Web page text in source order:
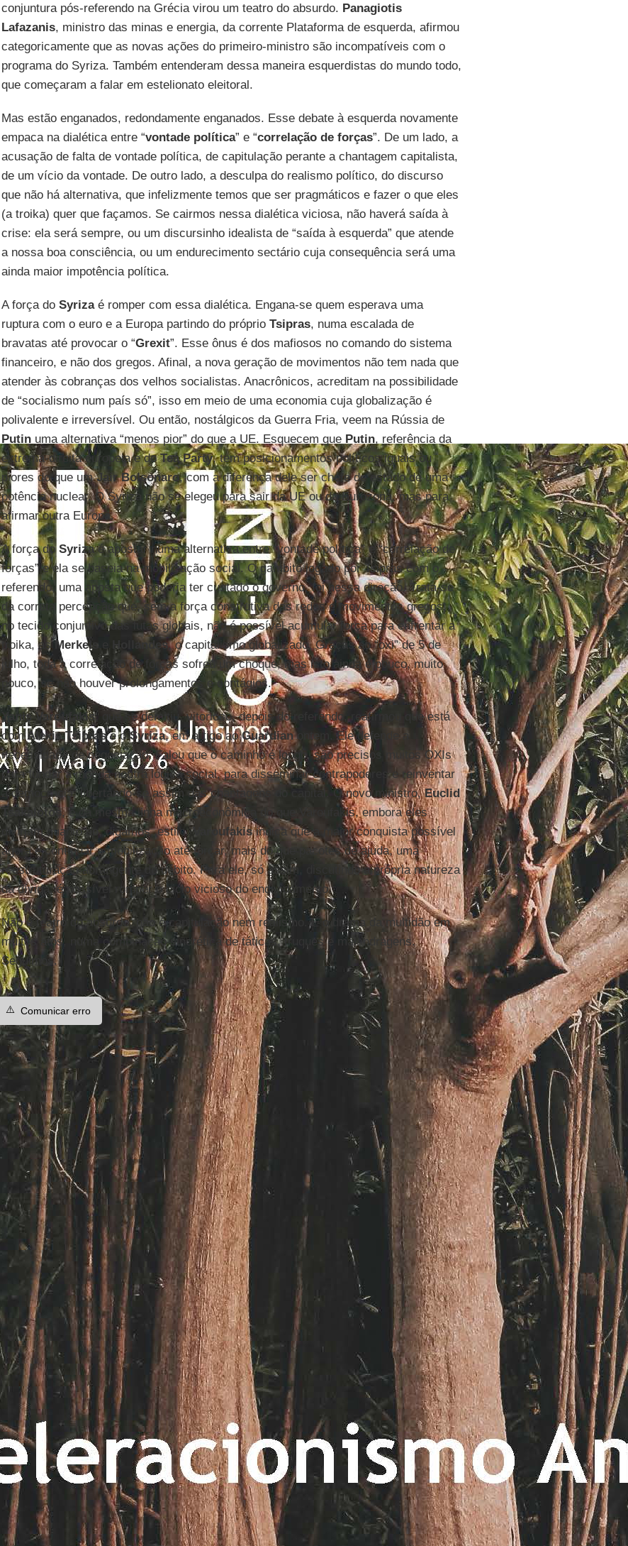
conjuntura pós-referendo na Grécia virou um teatro do absurdo. Panagiotis
Lafazanis, ministro das minas e energia, da corrente Plataforma de esquerda, afirmou
categoricamente que as novas ações do primeiro-ministro são incompatíveis com o
programa do Syriza. Também entenderam dessa maneira esquerdistas do mundo todo,
que começaram a falar em estelionato eleitoral.
Mas estão enganados, redondamente enganados. Esse debate à esquerda novamente
empaca na dialética entre “vontade política” e “correlação de forças”. De um lado, a
acusação de falta de vontade política, de capitulação perante a chantagem capitalista,
de um vício da vontade. De outro lado, a desculpa do realismo político, do discurso
que não há alternativa, que infelizmente temos que ser pragmáticos e fazer o que eles
(a troika) quer que façamos. Se cairmos nessa dialética viciosa, não haverá saída à
crise: ela será sempre, ou um discursinho idealista de “saída à esquerda” que atende
a nossa boa consciência, ou um endurecimento sectário cuja consequência será uma
ainda maior impotência política.
A força do Syrizaé romper com essa dialética. Engana-se quem esperava uma
ruptura com o euro e a Europa partindo do próprio Tsipras, numa escalada de
bravatas até provocar o “Grexit”. Esse ônus é dos mafiosos no comando do sistema
financeiro, e não dos gregos. Afinal, a nova geração de movimentos não tem nada que
atender às cobranças dos velhos socialistas. Anacrônicos, acreditam na possibilidade
de “socialismo num país só”, isso em meio de uma economia cuja globalização é
polivalente e irreversível. Ou então, nostálgicos da Guerra Fria, veem na Rússia de
Putinuma alternativa “menos pior” do que a UE. Esquecem que Putin, referência da
extrema-direita europeia e doTea Party, tem posicionamentos políticos iguais ou
piores do que umJair Bolsonaro, com a diferença dele ser chefe de estado de uma
potência nuclear. O Syriza não se elegeu para sair da UE ou da Eurozona, mas para
afirmar outra Europa.
A força do Syrizaé apostar numa alternativa entre “vontade política” e “correlação de
forças” e ela se baseia na mobilização social. O gambito jogado por Tsipras com o
referendo, uma aposta que poderia ter custado o governo, foi nessa direção. Trata-se
da correta percepção que, sem a força construtiva das redes e movimentos gregos,
no tecido conjuntivo das lutas globais, não é possível acumular força para enfrentar a
troika, asMerkelse Hollandes, o capitalismo globalizado. Graças ao “oxi” de 5 de
julho, toda a correlação de forças sofreu um choque, mas isto ainda é pouco, muito
pouco, se não houver prolongamentos e contágios.
Yanis Varoufakis, que se demitiu, vitorioso, depois do referendo, reafirmou que está
comAlexis Tsiprase oSyriza, em artigo aoGuardianontem. Ele defende a
necessidade de negociação. Falou que o caminho é longo, são precisos muitos OXIs
para fundar a moeda noutra lógica social, para disseminar contrapoderes e reinventar
a democracia, libertando-se assim das chantagens do capital. O novo ministro,Euclid
Tsakalotos, é da mesma linha macroeconômica do que Varoufakis, embora eles
divirjam quanto ao, digamos, estilo.Varoufakisindica que a maior conquista possível
agora é continuar a mobilização até forçar, mais do que pacotes de ajuda, uma
reestruturação abrangente do débito. Para ele, só assim, discutindo a própria natureza
da dívida, é possível romper o ciclo vicioso do endividamento.
Não é teatro do absurdo, não é capitulação nem realismo. É o drama da multidão em
muitos atos, numa combinação sincrética de táticas, truques e malandragens.
Seguimos.
⚠️ Comunicar erro